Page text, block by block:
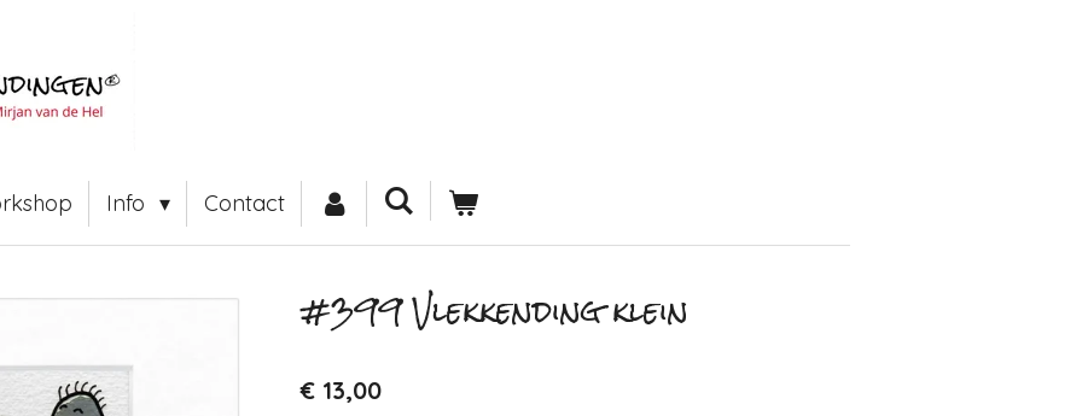
Info Contact
#399 Vlekkending klein
€ 13,00